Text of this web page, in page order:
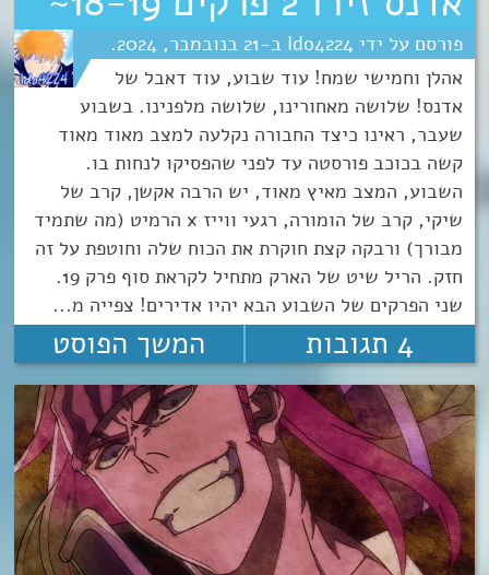
Ido4224
21 נובמבר 2024
אהלן וחמישי שמח! עוד שבוע, עוד דאבל של
אדנס! שלושה מאחורינו, שלושה מלפנינו. בשבוע
שעבר, ראינו כיצד החבורה נקלעה למצב מאוד מאוד
קשה בכוכב פורסטה עד לפני שהפסיקו לנחות בו.
השבוע, המצב מאיץ מאוד, יש הרבה אקשן, קרב של
שיקי, קרב של הומורה, רגעי ווייז x הרמיט (מה שתמיד
מבורך) ורבקה קצת חוקרת את הכוח שלה וחוטפת על זה
חזק. הריל שיט של הארק מתחיל לקראת סוף פרק 19.
שני הפרקים של השבוע הבא יהיו אדירים! צפייה מ...
4 תגובות המשך הפוסט